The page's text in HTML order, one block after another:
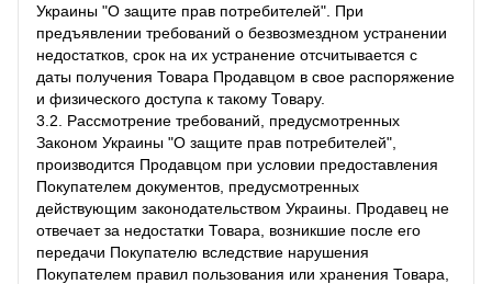
Украины "О защите прав потребителей". При
предъявлении требований о безвозмездном устранении
недостатков, срок на их устранение отсчитывается с
даты получения Товара Продавцом в свое распоряжение
и физического доступа к такому Товару.
3.2. Рассмотрение требований, предусмотренных
Законом Украины "О защите прав потребителей",
производится Продавцом при условии предоставления
Покупателем документов, предусмотренных
действующим законодательством Украины. Продавец не
отвечает за недостатки Товара, возникшие после его
передачи Покупателю вследствие нарушения
Покупателем правил пользования или хранения Товара,